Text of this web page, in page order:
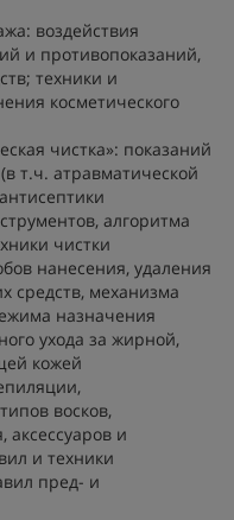
воздействия
и противопоказаний,
техники и
косметического
чистка»: показаний
т.ч. атравматической
алгоритма
чистки
нанесения, удаления
средств, механизма
назначения
ухода за жирной,
кожей
восков,
аксессуаров и
и техники
пред- и